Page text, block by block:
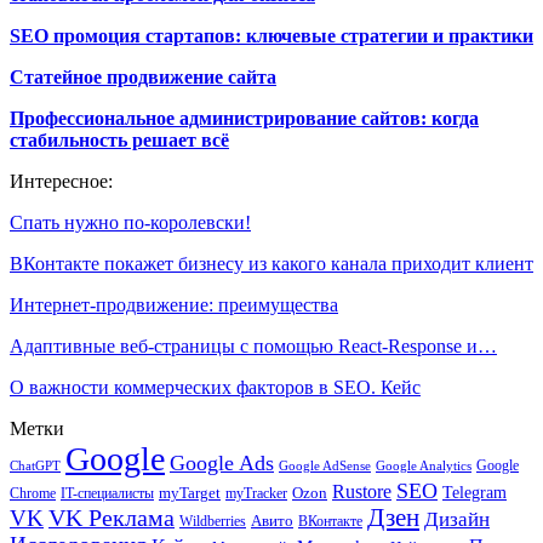
SEO промоция стартапов: ключевые стратегии и практики
Статейное продвижение сайта
Профессиональное администрирование сайтов: когда
стабильность решает всё
Интересное:
Спать нужно по-королевски!
ВКонтакте покажет бизнесу из какого канала приходит клиент
Интернет-продвижение: преимущества
Адаптивные веб-страницы с помощью React-Response и…
О важности коммерческих факторов в SEO. Кейс
Метки
ChatGPT Google Google Ads Google AdSense Google Analytics Google
Chrome IT-специалисты myTarget myTracker Ozon Rustore SEO Telegram
VK VK Реклама Wildberries Авито ВКонтакте Дзен Дизайн